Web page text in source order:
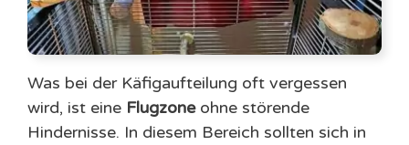
Was bei der Käfigaufteilung oft vergessen
wird, ist eine Flugzoneohne störende
Hindernisse. In diesem Bereich sollten sich in